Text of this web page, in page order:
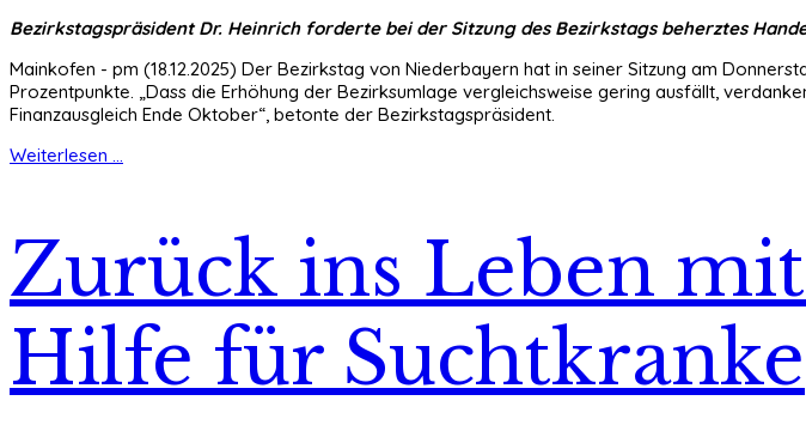
Bezirkstagspräsident Dr. Heinrich forderte bei der Sitzung des Bezirkstags beherztes
Mainkofen - pm (18.12.2025) Der Bezirkstag von Niederbayern hat in seiner Sitzung am
Prozentpunkte. „Dass die Erhöhung der Bezirksumlage vergleichsweise gering ausfällt,
Finanzausgleich Ende Oktober“, betonte der Bezirkstagspräsident.
Weiterlesen ...
Zurück ins Leben
Hilfe für Suchtkranke